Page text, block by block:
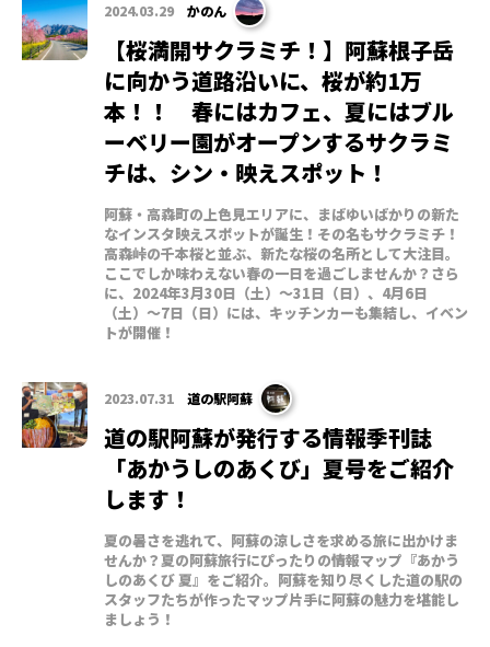
2024.03.29 かのん
【桜満開サクラミチ！】阿蘇根子岳
に向かう道路沿いに、桜が約1万
本！！ 春にはカフェ、夏にはブル
ーベリー園がオープンするサクラミ
チは、シン・映えスポット！
阿蘇・高森町の上色見エリアに、まばゆいばかりの新た
なインスタ映えスポットが誕生！その名もサクラミチ！
高森峠の千本桜と並ぶ、新たな桜の名所として大注目。
ここでしか味わえない春の一日を過ごしませんか？さら
に、2024年3月30日（土）～31日（日）、4月6日
（土）～7日（日）には、キッチンカーも集結し、イベン
トが開催！
2023.07.31 道の駅阿蘇
道の駅阿蘇が発行する情報季刊誌
「あかうしのあくび」夏号をご紹介
します！
夏の暑さを逃れて、阿蘇の涼しさを求める旅に出かけま
せんか？夏の阿蘇旅行にぴったりの情報マップ『あかう
しのあくび 夏』をご紹介。阿蘇を知り尽くした道の駅の
スタッフたちが作ったマップ片手に阿蘇の魅力を堪能し
ましょう！